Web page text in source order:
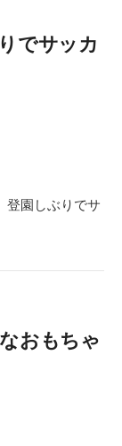
でサッカ
おもちゃ